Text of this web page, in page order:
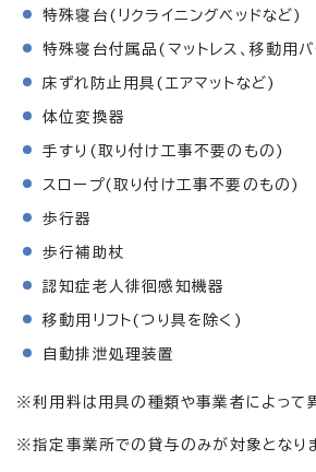
特殊寝台(リクライニングベッドなど)
特殊寝台付属品(マットレス、移動用バ
床ずれ防止用具(エアマットなど)
体位変換器
手すり(取り付け工事不要のもの)
スロープ(取り付け工事不要のもの)
歩行器
歩行補助杖
認知症老人徘徊感知機器
移動用リフト(つり具を除く)
自動排泄処理装置
※利用料は用具の種類や事業者によって異
※指定事業所での貸与のみが対象となりま